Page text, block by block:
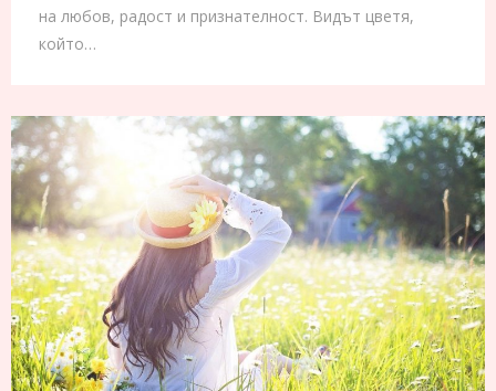
на любов, радост и признателност. Видът цветя,
който…